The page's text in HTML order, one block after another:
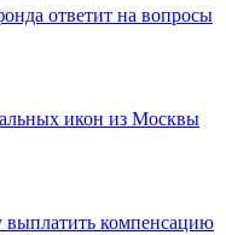
ответит на вопросы
икон из Москвы
компенсацию